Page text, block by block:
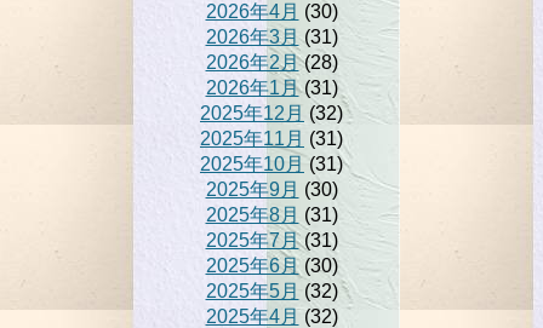
2026年4月 (30)
2026年3月 (31)
2026年2月(28)
2026年1月(31)
2025年12月 (32)
2025年11月 (31)
2025年10月 (31)
2025年9月 (30)
2025年8月 (31)
2025年7月(31)
2025年6月(30)
2025年5月 (32)
2025年4月(32)